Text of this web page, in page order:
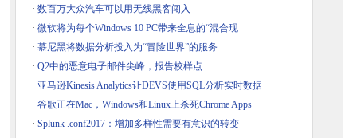
· 数百万大众汽车可以用无线黑客闯入
· 微软将为每个Windows 10 PC带来全息的“混合现
· 慕尼黑将数据分析投入为“冒险世界”的服务
· Q2中的恶意电子邮件尖峰，报告校样点
· 亚马逊Kinesis Analytics让DEVS使用SQL分析实时数据
· 谷歌正在Mac，Windows和Linux上杀死Chrome Apps
· Splunk .conf2017：增加多样性需要有意识的转变